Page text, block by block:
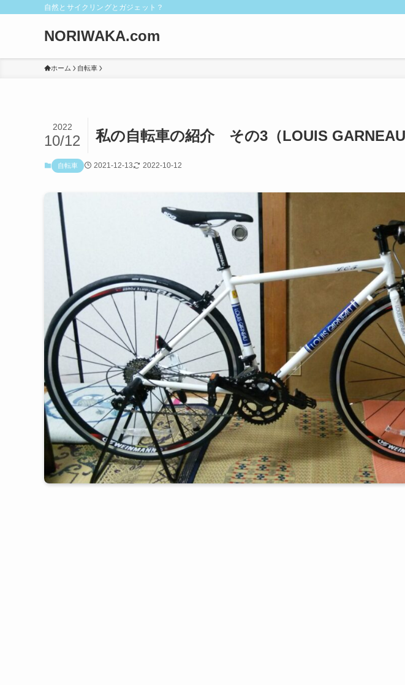
自然とサイクリングとガジェット？
NORIWAKA.com
ホーム 自転車
私の自転車の紹介 その3（LOUIS GARNEAU
2022
10/12
自転車 2021-12-13 2022-10-12